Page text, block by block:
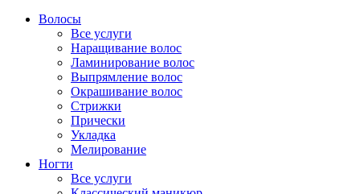
Волосы
Все услуги
Наращивание волос
Ламинирование волос
Выпрямление волос
Окрашивание волос
Стрижки
Прически
Укладка
Мелирование
Ногти
Все услуги